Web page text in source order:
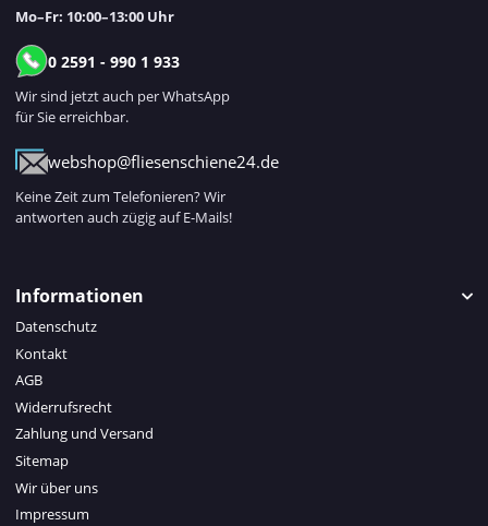
Mo–Fr: 10:00–13:00 Uhr
0 2591 - 990 1 933
Wir sind jetzt auch per WhatsApp
für Sie erreichbar.
webshop@fliesenschiene24.de
Keine Zeit zum Telefonieren? Wir
antworten auch zügig auf E-Mails!
Informationen
Datenschutz
Kontakt
AGB
Widerrufsrecht
Zahlung und Versand
Sitemap
Wir über uns
Impressum